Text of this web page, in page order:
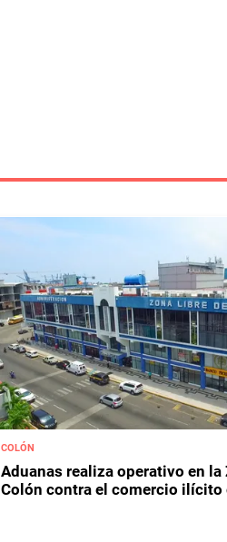
COLÓN
Aduanas realiza operativo en la
Colón contra el comercio ilícito